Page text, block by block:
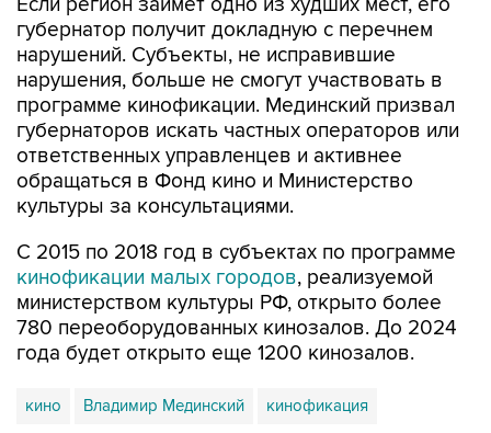
губернатор получит докладную с перечнем
нарушений. Субъекты, не исправившие
нарушения, больше не смогут участвовать в
программе кинофикации. Мединский призвал
губернаторов искать частных операторов или
ответственных управленцев и активнее
обращаться в Фонд кино и Министерство
культуры за консультациями.
С 2015 по 2018 год в субъектах по программе
кинофикации малых городов, реализуемой
министерством культуры РФ, открыто более
780 переоборудованных кинозалов. До 2024
года будет открыто еще 1200 кинозалов.
кино Владимир Мединский кинофикация